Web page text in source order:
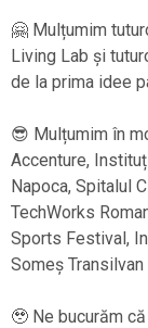
🤗 Mulțumim
Living Lab și
de la prima idee
😎 Mulțumim în
Accenture,
Napoca, Spitalul
TechWorks
Sports Festival,
Someș Transilvan
🥹 Ne bucurăm